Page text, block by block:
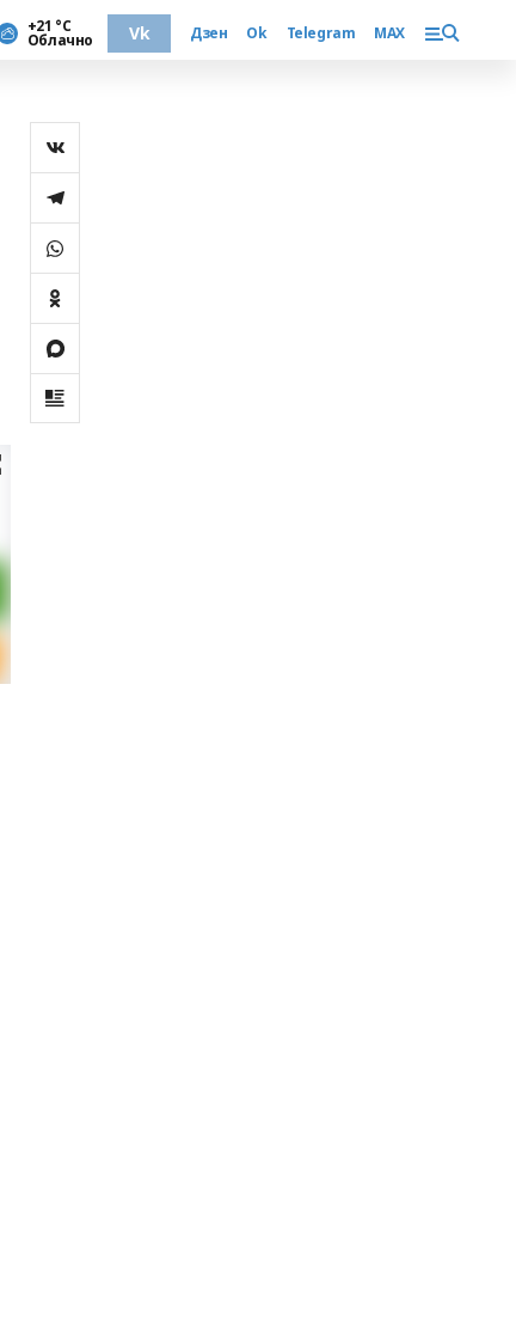
+21 °С
Облачно Vk Дзен Ok Telegram MAX